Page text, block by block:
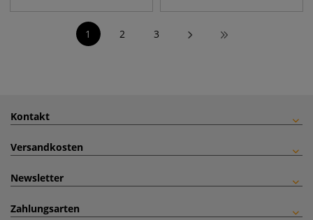
1 2 3
Kontakt
Versandkosten
Newsletter
Zahlungsarten